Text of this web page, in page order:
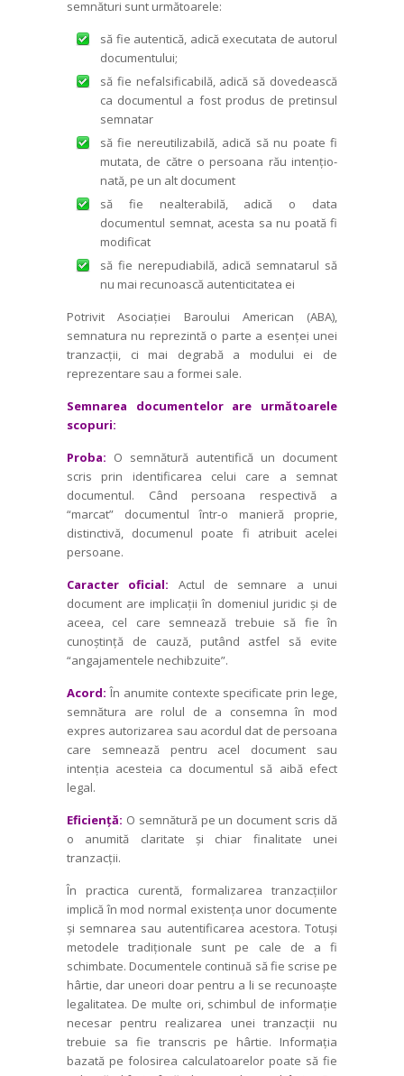
semnături sunt urmă­toarele:
să fie autentică, adică executata de autorul
documentului;
să fie nefalsifi­cabilă, adică să dovedească
ca documentul a fost produs de pretinsul
semnatar
să fie nereutilizabilă, adică să nu poate fi
mutata, de către o persoana rău intențio­
nată, pe un alt document
să fie nealte­rabilă, adică o data
documentul semnat, acesta sa nu poată fi
modificat
să fie nerepudiabilă, adică semnatarul să
nu mai recunoască autenticitatea ei
Potrivit Asociației Baroului American (ABA),
semnatura nu reprezintă o parte a esenței unei
tranzacții, ci mai degrabă a modului ei de
reprezentare sau a formei sale.
Semnarea documentelor are urmă­toarele
scopuri:
Proba: O semnătură autentifică un document
scris prin identi­ficarea celui care a semnat
documentul. Când persoana respectivă a
“marcat” documentul într-o manieră proprie,
distin­ctivă, documenul poate fi atribuit acelei
persoane.
Caracter oficial: Actul de semnare a unui
document are implicații în domeniul juridic și de
aceea, cel care semnează tre­buie să fie în
cunoștință de cauză, putând astfel să evite
“angajamentele nechib­zuite”.
Acord: În anumite contexte speci­ficate prin lege,
semnătura are rolul de a consemna în mod
expres autorizarea sau acordul dat de persoana
care sem­nează pentru acel document sau
intenția acesteia ca documentul să aibă efect
legal.
Eficiență: O semnătură pe un docu­ment scris dă
o anumită claritate și chiar finalitate unei
tranzacții.
În practica curentă, formalizarea tran­zacțiilor
implică în mod normal existența unor documente
și semnarea sau autenti­ficarea acestora. Totuși
metodele tradițio­nale sunt pe cale de a fi
schimbate. Docu­mentele continuă să fie scrise pe
hârtie, dar uneori doar pentru a li se recunoaște
legalitatea. De multe ori, schimbul de infor­mație
necesar pentru realizarea unei tranzacții nu
trebuie sa fie transcris pe hârtie. Informația
bazată pe folosirea calculatoarelor poate să fie